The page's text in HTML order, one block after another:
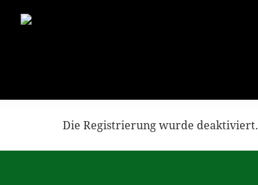
Hauptnavigation
Inhalt
Die Registrierung wurde deaktiviert.